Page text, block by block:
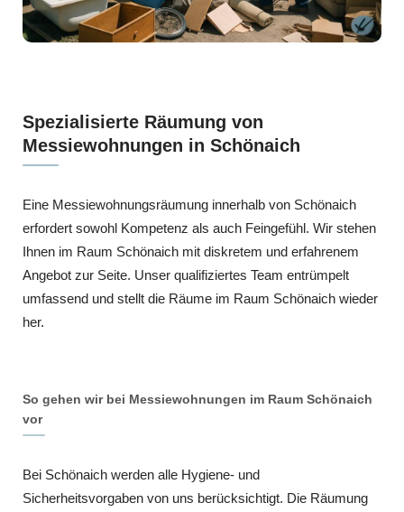
Spezialisierte Räumung von
Messiewohnungen in Schönaich
Eine Messiewohnungsräumung innerhalb von Schönaich
erfordert sowohl Kompetenz als auch Feingefühl. Wir stehen
Ihnen im Raum Schönaich mit diskretem und erfahrenem
Angebot zur Seite. Unser qualifiziertes Team entrümpelt
umfassend und stellt die Räume im Raum Schönaich wieder
her.
So gehen wir bei Messiewohnungen im Raum Schönaich
vor
Bei Schönaich werden alle Hygiene- und
Sicherheitsvorgaben von uns berücksichtigt. Die Räumung